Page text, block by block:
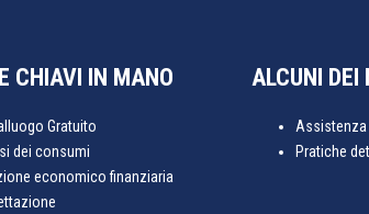
CHIAVI IN MANO
Gratuito
dei consumi
economico finanziaria
ALCUNI DEI
Assistenza
Pratiche